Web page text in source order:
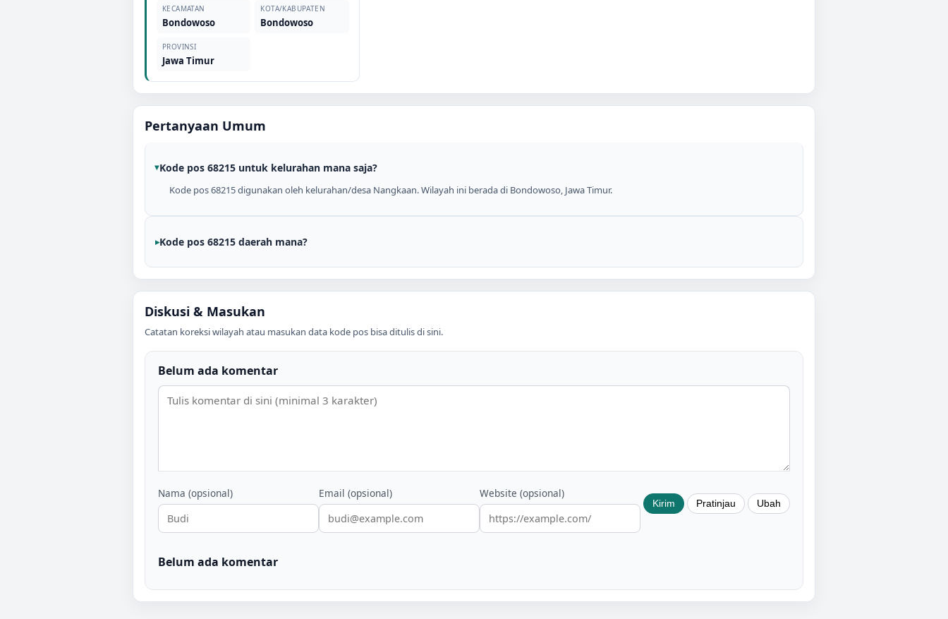
KECAMATAN
Bondowoso
KOTA/KABUPATEN
Bondowoso
PROVINSI
Jawa Timur
Pertanyaan Umum
Kode pos 68215 untuk kelurahan mana saja?
Kode pos 68215 digunakan oleh kelurahan/desa Nangkaan. Wilayah ini berada di Bondowoso, Jawa Timur.
Kode pos 68215 daerah mana?
Diskusi & Masukan
Catatan koreksi wilayah atau masukan data kode pos bisa ditulis di sini.
Belum ada komentar
Nama (opsional) Email (opsional) Website (opsional)
Belum ada komentar